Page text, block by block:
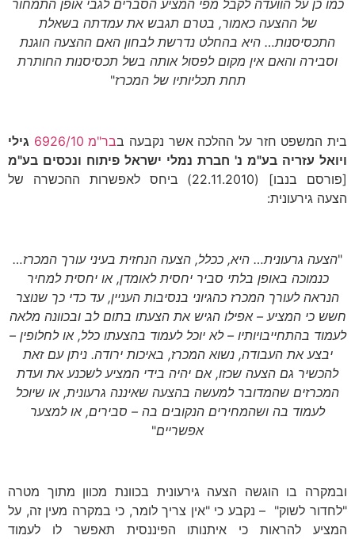
כמו כן על הוועדה לקבל מפי המציע הסברים לגבי אופן התמחור
של ההצעה כאמור, בטרם תגבש את עמדתה בשאלת
התכסיסנות… היא בהחלט נדרשת לבחון האם ההצעה הוגנת
וסבירה והאם אין מקום לפסול אותה בשל תכסיסנות החותרת
תחת תכליותיו של המכרז"
בית המשפט חזר על ההלכה אשר נקבעה בבר"מ 6926/10
גילי
ויואל עזריה בע"מ נ' חברת נמלי ישראל פיתוח ונכסים בע"מ
[פורסם בנבו] (22.11.2010) ביחס לאפשרות ההכשרה של
הצעה גירעונית:
"הצעה גרעונית… היא, ככלל, הצעה הנחזית בעיני עורך המכרז…
כנמוכה באופן בלתי סביר יחסית לאומדן, או יחסית למחיר
הנראה לעורך המכרז כהגיוני בנסיבות העניין, עד כדי כך שנוצר
חשש כי המציע – אפילו הגיש את הצעתו בתום לב ובכוונה מלאה
לעמוד בהתחייבויותיו – לא יוכל לעמוד בהצעתו כלל, או לחלופין –
יבצע את העבודה, נשוא המכרז, באיכות ירודה. ניתן עם זאת
להכשיר גם הצעה שכזו, אם יהיה בידי המציע לשכנע את ועדת
המכרזים שהמדובר למעשה בהצעה שאיננה גרעונית, או שיוכל
לעמוד בה ושהמחירים הנקובים בה – סבירים, או למצער
אפשריים"
ובמקרה בו הוגשה הצעה גירעונית בכוונת מכוון מתוך מטרה
"לחדור לשוק" – נקבע כי "אין צריך לומר, כי במקרה מעין זה, על
המציע להראות כי איתנותו הפיננסית תאפשר לו לעמוד